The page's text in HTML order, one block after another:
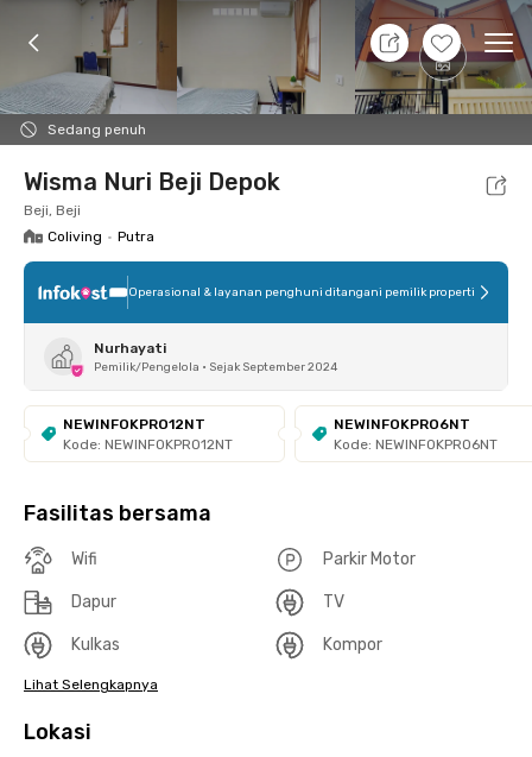
+9
Sedang penuh
8 Agt 26 - Belum tahu
Foto Fasilitas bersama Lokasi Kamar
Wisma Nuri Beji Depok
Beji, Beji
Coliving • Putra
Operasional & layanan penghuni ditangani pemilik properti
Nurhayati
Pemilik/Pengelola • Sejak September 2024
NEWINFOKPRO12NT
Kode: NEWINFOKPRO12NT
NEWINFOKPRO6NT
Kode: NEWINFOKPRO6NT
Fasilitas bersama
Wifi Parkir Motor
Dapur TV
Kulkas Kompor
Lihat Selengkapnya
Lokasi